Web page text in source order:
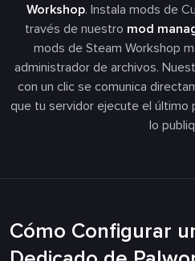
Workshop. Instala mods de
través de nuestro mod
mods de Steam Workshop
administrador de archivos.
con un clic se comunica
que tu servidor ejecute el último
lo
Cómo Configurar